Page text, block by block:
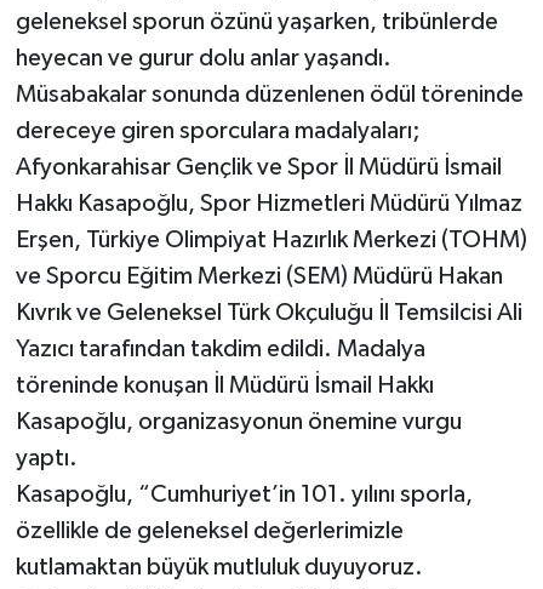
geleneksel sporun özünü yaşarken, tribünlerde
heyecan ve gurur dolu anlar yaşandı.
Müsabakalar sonunda düzenlenen ödül töreninde
dereceye giren sporculara madalyaları;
Afyonkarahisar Gençlik ve Spor İl Müdürü İsmail
Hakkı Kasapoğlu, Spor Hizmetleri Müdürü Yılmaz
Erşen, Türkiye Olimpiyat Hazırlık Merkezi (TOHM)
ve Sporcu Eğitim Merkezi (SEM) Müdürü Hakan
Kıvrık ve Geleneksel Türk Okçuluğu İl Temsilcisi Ali
Yazıcı tarafından takdim edildi. Madalya
töreninde konuşan İl Müdürü İsmail Hakkı
Kasapoğlu, organizasyonun önemine vurgu
yaptı.
Kasapoğlu, “Cumhuriyet’in 101. yılını sporla,
özellikle de geleneksel değerlerimizle
kutlamaktan büyük mutluluk duyuyoruz.